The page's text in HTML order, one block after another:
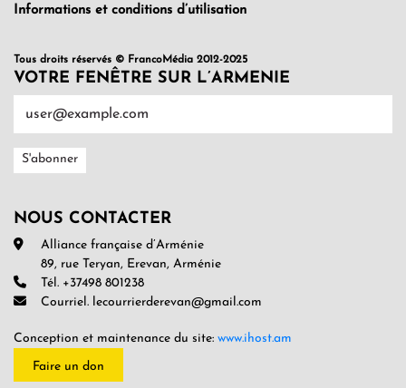
Informations et conditions d’utilisation
Tous droits réservés © FrancoMédia 2012-2025
VOTRE FENÊTRE SUR L’ARMENIE
NOUS CONTACTER
Alliance française d’Arménie
89, rue Teryan, Erevan, Arménie
Tél. +37498 801238
Courriel. lecourrierderevan@gmail.com
Conception et maintenance du site: www.ihost.am
Faire un don